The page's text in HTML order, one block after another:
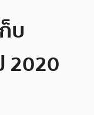
บ
2020